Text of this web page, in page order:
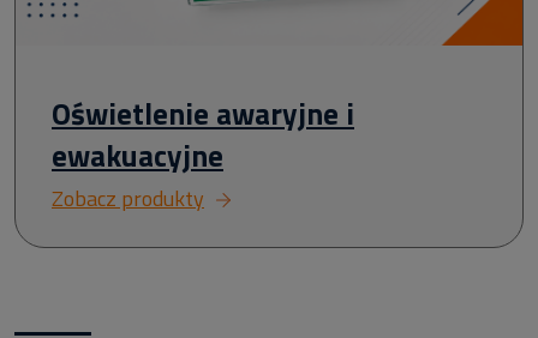
Oświetlenie awaryjne i
ewakuacyjne
Zobacz produkty